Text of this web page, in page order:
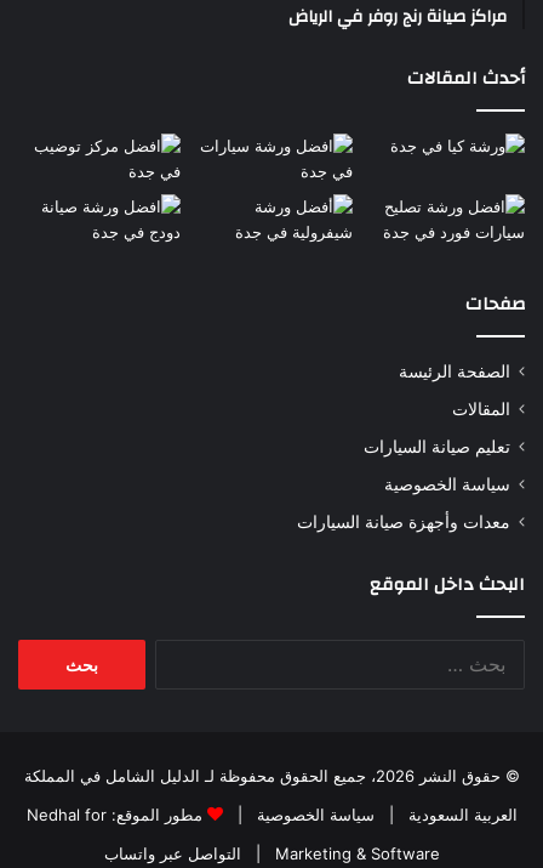
مراكز صيانة رنج روفر في الرياض
أحدث المقالات
صفحات
الصفحة الرئيسة
المقالات
تعليم صيانة السيارات
سياسة الخصوصية
معدات وأجهزة صيانة السيارات
البحث داخل الموقع
© حقوق النشر 2026، جميع الحقوق محفوظة لـ
الدليل الشامل في المملكة
العربية السعودية
سياسة الخصوصية | مطور الموقع:Nedhal for
Marketing & Software
التواصل عبر واتساب